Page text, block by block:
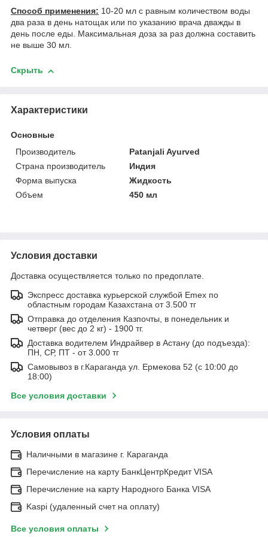
Способ применения: 10-20 мл с равным количеством воды
два раза в день натощак или по указанию врача дважды в
день после еды. Максимальная доза за раз должна составить
не выше 30 мл.
Скрыть
Характеристики
Основные
Производитель
Patanjali Ayurved
Страна производитель
Индия
Форма выпуска
Жидкость
Объем
450 мл
Условия доставки
Доставка осуществляется только по предоплате.
Экспресс доставка курьерской службой Emex по
областным городам Казахстана от 3.500 тг
Отправка до отделения Казпочты, в понедельник и
четверг (вес до 2 кг) - 1900 тг.
Доставка водителем Индрайвер в Астану (до подъезда):
ПН, СР, ПТ - от 3.000 тг
Самовывоз в г.Караганда ул. Ермекова 52 (с 10:00 до
18:00)
Все условия доставки
Условия оплаты
Наличными в магазине г. Караганда
Перечисление на карту БанкЦентрКредит VISA
Перечисление на карту Народного Банка VISA
Kaspi (удаленный счет на оплату)
Все условия оплаты